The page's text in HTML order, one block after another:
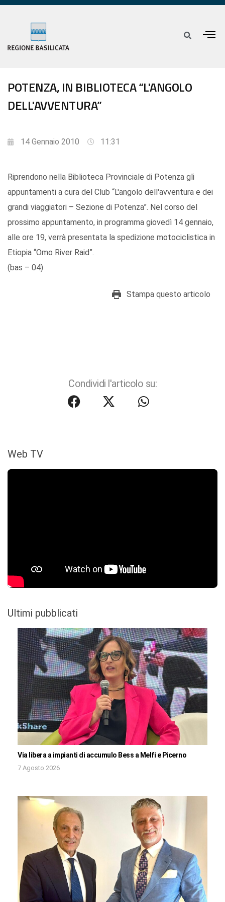
POTENZA, IN BIBLIOTECA “L'ANGOLO
DELL'AVVENTURA”
14 Gennaio 2010 11:31
Riprendono nella Biblioteca Provinciale di Potenza gli
appuntamenti a cura del Club “L'angolo dell'avventura e dei
grandi viaggiatori – Sezione di Potenza”. Nel corso del
prossimo appuntamento, in programma giovedì 14 gennaio,
alle ore 19, verrà presentata la spedizione motociclistica in
Etiopia “Omo River Raid”.
(bas – 04)
Stampa questo articolo
Condividi l'articolo su:
Web TV
Ultimi pubblicati
Via libera a impianti di accumulo Bess a Melfi e Picerno
7 Agosto 2026